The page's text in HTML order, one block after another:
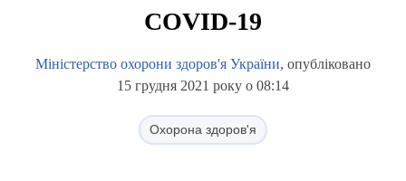
COVID-19
Міністерство охорони здоров'я України, опубліковано
15 грудня 2021 року о 08:14
Охорона здоров'я